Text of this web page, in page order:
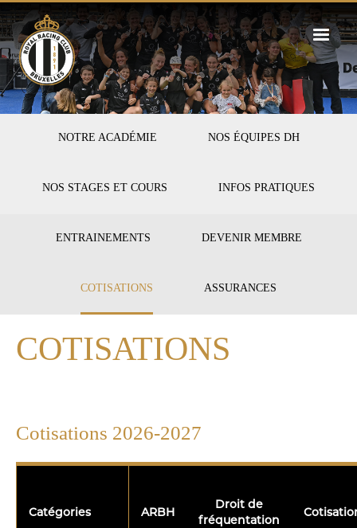
to
main
content
FIRST-NOTRE ACADÉMIE NOS ÉQUIPES DH
NOS STAGES ET COURS INFOS PRATIQUES
SECOND-
ENTRAINEMENTS DEVENIR MEMBRE
COTISATIONS ASSURANCES
COTISATIONS
Cotisations 2026-2027
Catégories ARBH
Droit de
fréquentation